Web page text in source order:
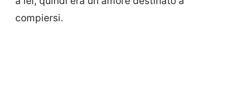
compiersi.